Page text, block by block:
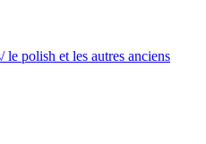
le polish et les autres anciens